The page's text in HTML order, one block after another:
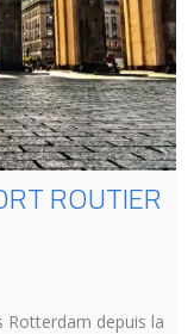
ROUTIER
Rotterdam depuis la